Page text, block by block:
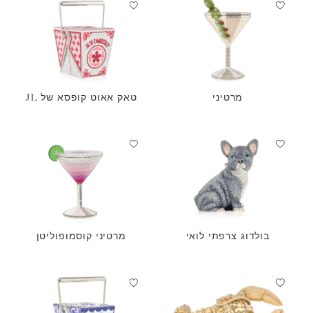
מרטיני טאק אאוט קופסא של JL
בולדוג צרפתי לואי מרטיני קוסמופוליטן